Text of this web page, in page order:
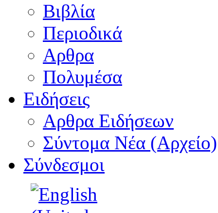
Βιβλία
Περιοδικά
Αρθρα
Πολυμέσα
Ειδήσεις
Αρθρα Ειδήσεων
Σύντομα Νέα (Αρχείο)
Σύνδεσμοι